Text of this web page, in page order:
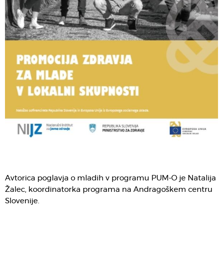
Avtorica poglavja o mladih v programu PUM-O je Natalija
Žalec, koordinatorka programa na Andragoškem centru
Slovenije.